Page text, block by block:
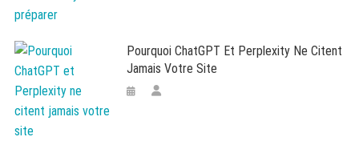
Pourquoi ChatGPT Et Perplexity Ne Citent
Jamais Votre Site